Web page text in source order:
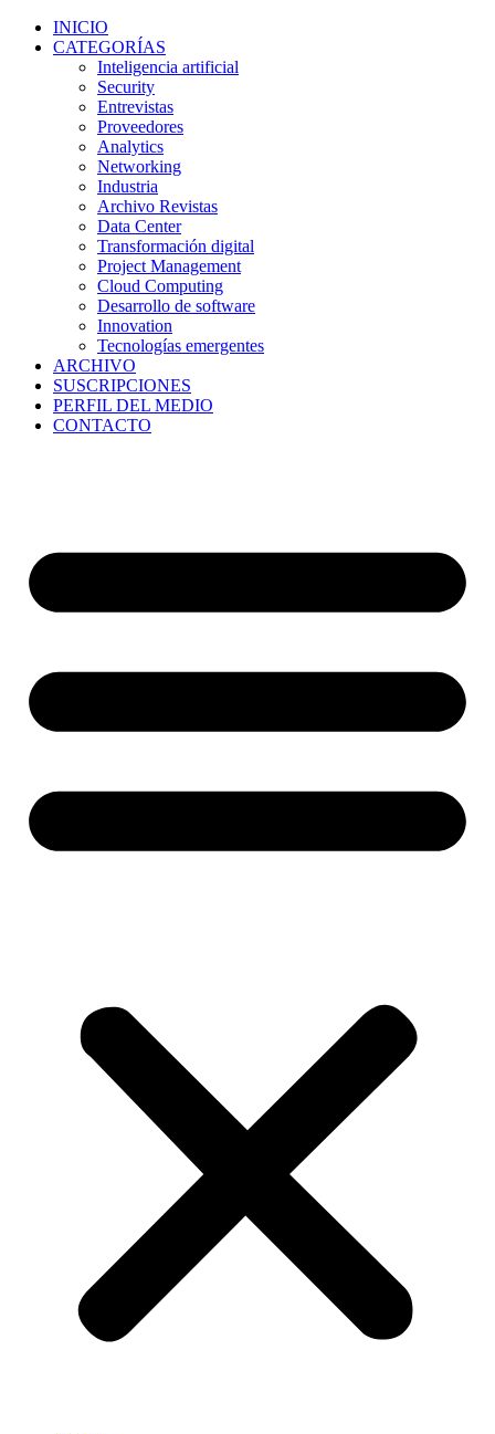
INICIO
CATEGORÍAS
Inteligencia artificial
Security
Entrevistas
Proveedores
Analytics
Networking
Industria
Archivo Revistas
Data Center
Transformación digital
Project Management
Cloud Computing
Desarrollo de software
Innovation
Tecnologías emergentes
ARCHIVO
SUSCRIPCIONES
PERFIL DEL MEDIO
CONTACTO